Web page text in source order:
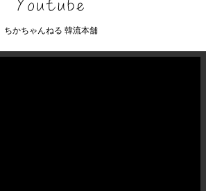
ちかちゃんねる 韓流本舗